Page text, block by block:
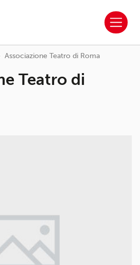
Associazione Teatro di Roma
Teatro di